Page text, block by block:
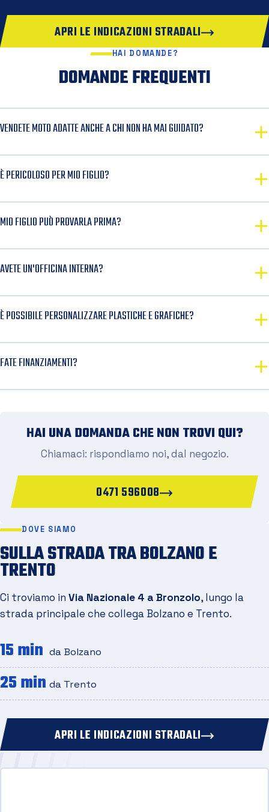
APRI LE INDICAZIONI STRADALI
HAI DOMANDE?
DOMANDE FREQUENTI
VENDETE MOTO ADATTE ANCHE A CHI NON HA MAI GUIDATO?
È PERICOLOSO PER MIO FIGLIO?
MIO FIGLIO PUÒ PROVARLA PRIMA?
AVETE UN'OFFICINA INTERNA?
È POSSIBILE PERSONALIZZARE PLASTICHE E GRAFICHE?
FATE FINANZIAMENTI?
HAI UNA DOMANDA CHE NON TROVI QUI?
Chiamaci: rispondiamo noi, dal negozio.
0471 596008
DOVE SIAMO
SULLA STRADA TRA BOLZANO E
TRENTO
Ci troviamo in Via Nazionale 4 a Bronzolo, lungo la
strada principale che collega Bolzano e Trento.
15 min da Bolzano
25 min da Trento
APRI LE INDICAZIONI STRADALI